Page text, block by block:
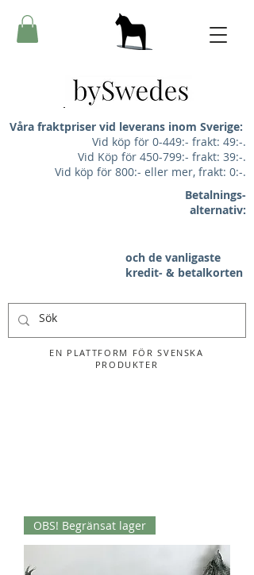
EN PLATTFORM FÖR SVENSKA
PRODUKTER
Våra fraktpriser vid leverans inom Sverige:
Vid köp för 0-449:- frakt: 49:-.
Vid Köp för 450-799:- frakt: 39:-.
Vid köp för 800:- eller mer, frakt: 0:-.
Betalnings-
alternativ:
och de vanligaste
kredit- & betalkorten
OBS! Begränsat lager